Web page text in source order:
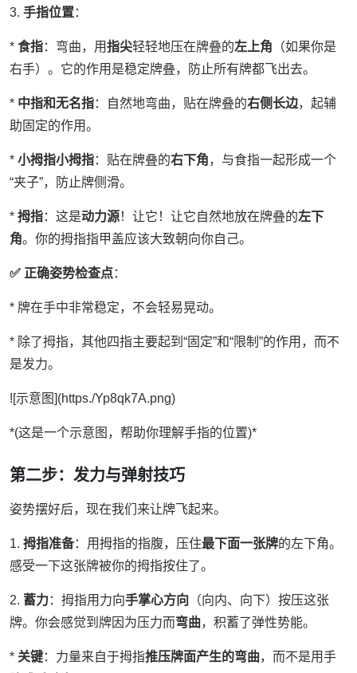
3. 手指位置：
* 食指：弯曲，用指尖轻轻地压在牌叠的左上角 （如果你是
右手）。它的作用是稳定牌叠，防止所有牌都飞出去。
* 中指和无名指：自然地弯曲，贴在牌叠的右侧长边，起辅
助固定的作用。
* 小拇指小拇指：贴在牌叠的右下角，与食指一起形成一个
“夹子”，防止牌侧滑。
* 拇指：这是动力源！让它！让它自然地放在牌叠的左下
角。你的拇指指甲盖应该大致朝向你自己。
✅ 正确姿势检查点：
* 牌在手中非常稳定，不会轻易晃动。
* 除了拇指，其他四指主要起到“固定”和“限制”的作用，而不
是发力。
![示意图](https./Yp8qk7A.png)
*(这是一个示意图，帮助你理解手指的位置)*
第二步：发力与弹射技巧
姿势摆好后，现在我们来让牌飞起来。
1. 拇指准备：用拇指的指腹，压住最下面一张牌的左下角。
感受一下这张牌被你的拇指按住了。
2. 蓄力：拇指用力向手掌心方向 （向内、向下）按压这张
牌。你会感觉到牌因为压力而弯曲，积蓄了弹性势能。
* 关键：力量来自于拇指推压牌面产生的弯曲，而不是用手